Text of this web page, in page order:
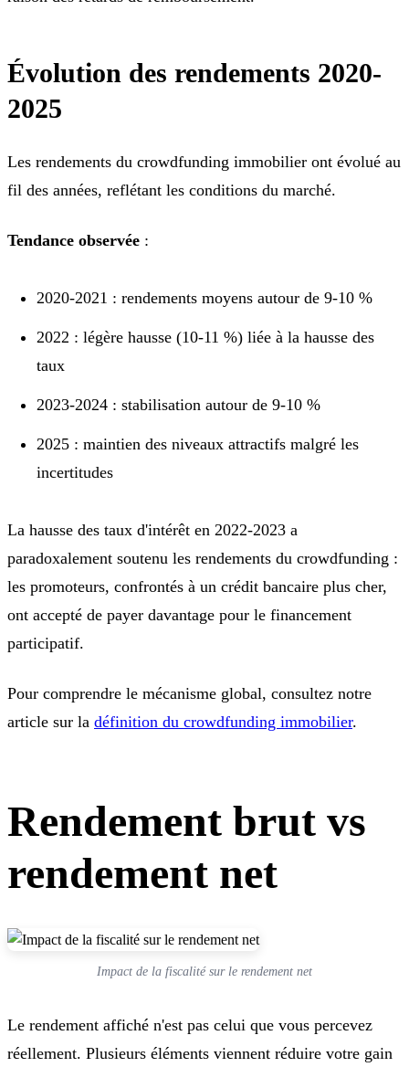
Évolution des rendements 2020-
2025
Les rendements du crowdfunding immobilier ont évolué au
fil des années, reflétant les conditions du marché.
Tendance observée :
2020-2021 : rendements moyens autour de 9-10 %
2022 : légère hausse (10-11 %) liée à la hausse des
taux
2023-2024 : stabilisation autour de 9-10 %
2025 : maintien des niveaux attractifs malgré les
incertitudes
La hausse des taux d'intérêt en 2022-2023 a
paradoxalement soutenu les rendements du crowdfunding :
les promoteurs, confrontés à un crédit bancaire plus cher,
ont accepté de payer davantage pour le financement
participatif.
Pour comprendre le mécanisme global, consultez notre
article sur la définition du crowdfunding immobilier.
Rendement brut vs
rendement net
Impact de la fiscalité sur le rendement net
Le rendement affiché n'est pas celui que vous percevez
réellement. Plusieurs éléments viennent réduire votre gain